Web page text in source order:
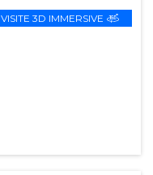
VISITE 3D IMMERSIVE